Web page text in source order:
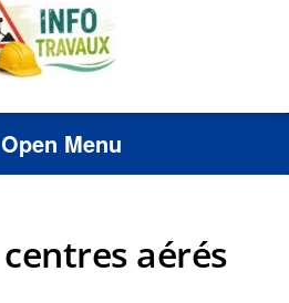
Open Menu
centres aérés